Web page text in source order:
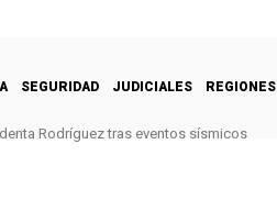
SEGURIDAD JUDICIALES REGIONES
Rodríguez tras eventos sísmicos